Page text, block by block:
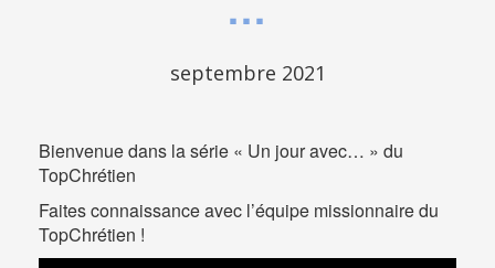
septembre 2021
Bienvenue dans la série « Un jour avec… » du
TopChrétien
Faites connaissance avec l’équipe missionnaire du
TopChrétien !